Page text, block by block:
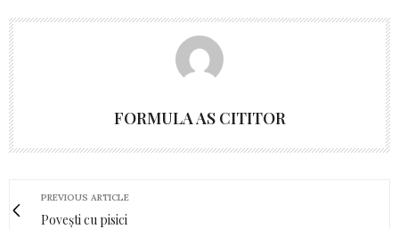
FORMULA AS CITITOR
PREVIOUS ARTICLE
Povești cu pisici